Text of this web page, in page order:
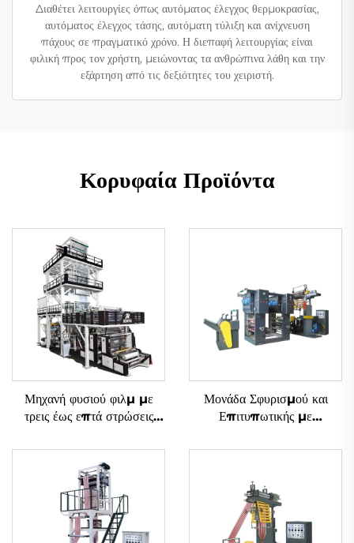
Διαθέτει λειτουργίες όπως αυτόματος έλεγχος θερμοκρασίας,
αυτόματος έλεγχος τάσης, αυτόματη τύλιξη και ανίχνευση
πάχους σε πραγματικό χρόνο. Η διεπαφή λειτουργίας είναι
φιλική προς τον χρήστη, μειώνοντας τα ανθρώπινα λάθη και την
εξάρτηση από τις δεξιότητες του χειριστή.
Κορυφαία Προϊόντα
Μηχανή φυσιού φιλμ με
τρεις έως επτά στρώσεις
Μονάδα Σφυρισμού και
Επιτυπωτικής με